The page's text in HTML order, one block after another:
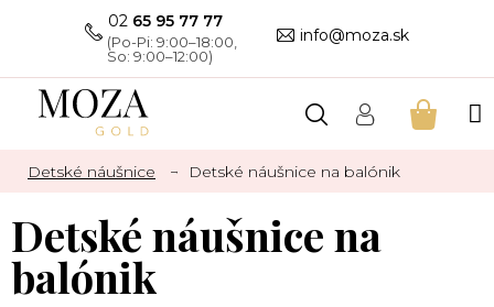
02 65 95 77 77
info@moza.sk
Detské náušnice Detské náušnice na balónik
Detské náušnice na
balónik